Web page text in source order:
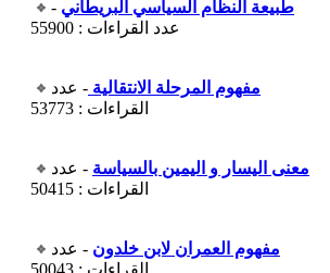
طبيعة النظام السياسي البريطاني -
عدد القراءات : 55900
مفهوم المرحلة الانتقالية - عدد
القراءات : 53773
معنى اليسار و اليمين بالسياسة - عدد
القراءات : 50415
مفهوم العمران لابن خلدون - عدد
القراءات : 50043